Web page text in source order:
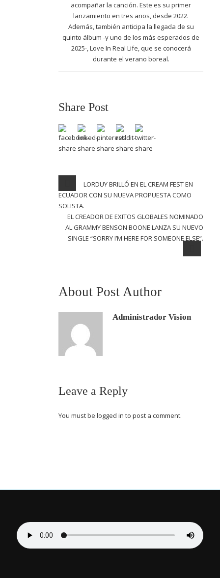
acompañar la canción. Este es su primer
lanzamiento en tres años, desde 2022.
Además, también anticipa la llegada de su
quinto álbum -y uno de los más esperados de
2025-, Love In Real Life, que se conocerá
durante el verano boreal.
Share Post
LORDUY BRILLÓ EN EL CREAM FEST EN
ECUADOR CON SU NUEVA PROPUESTA COMO
SOLISTA.
EL CREADOR DE EXITOS GLOBALES NOMINADO
AL GRAMMY BENSON BOONE LANZA SU NUEVO
SINGLE “SORRY I’M HERE FOR SOMEONE ELSE”.
About Post Author
Administrador Vision
Leave a Reply
You must be logged in to post a comment.